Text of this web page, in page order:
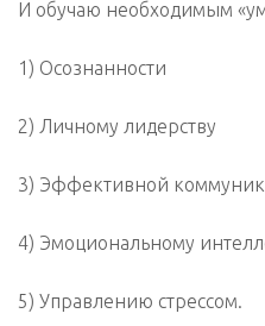
И обучаю необходимым
1) Осознанности
2) Личному лидерству
3) Эффективной
4) Эмоциональному
5) Управлению стрессом.